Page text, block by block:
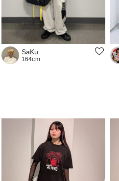
SaKu
164cm